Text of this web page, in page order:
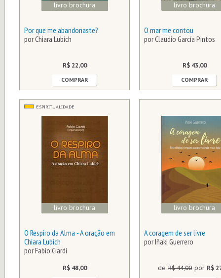
livro brochura
Por que me abandonaste?
por Chiara Lubich
R$ 22,00
COMPRAR
livro brochura
O mar me contou
por Claudio García Pintos
R$ 43,00
COMPRAR
ESPIRITUALIDADE
livro brochura
O Respiro da Alma - A oração em
Chiara Lubich
por Fabio Ciardi
R$ 48,00
livro brochura
A coragem de ser livre
por Iñaki Guerrero
de R$ 44,00 por R$